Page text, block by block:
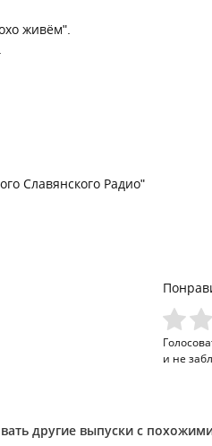
живём".
Славянского Радио"
и не
другие выпуски с